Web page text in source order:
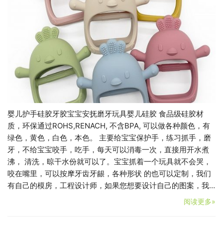
婴儿护手硅胶牙胶宝宝安抚磨牙玩具婴儿硅胶 食品级硅胶材
质，环保通过ROHS,RENACH, 不含BPA, 可以做各种颜色，有
绿色，黄色，白色，本色。 主要给宝宝保护手，练习抓手，磨
牙，不给宝宝咬手，吃手，每天可以消毒一次，直接用开水煮
沸， 清洗，晾干水份就可以了。宝宝抓着一个玩具就不会哭，
咬在嘴里，可以按摩牙齿牙龈，各种形状 的也可以定制，我们
有自己的模房，工程设计师，如果您想要设计自己的图案，我…
阅读更多»